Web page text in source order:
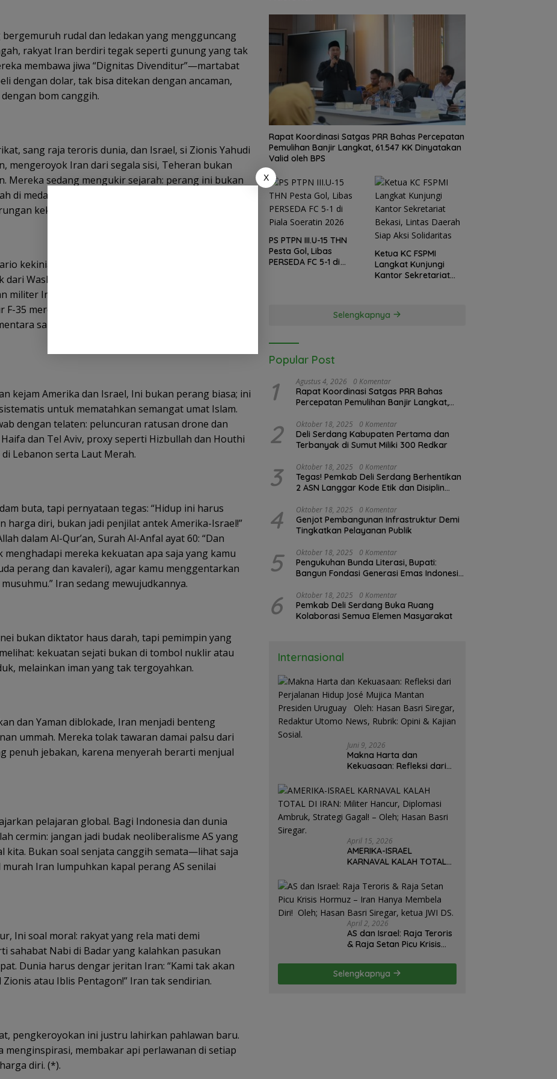
bergemuruh rudal dan ledakan yang mengguncang
rakyat Iran berdiri tegak seperti gunung yang tak
membawa jiwa “Dignitas Divenditur”—martabat
dengan dolar, tak bisa ditekan dengan ancaman,
bom canggih.
sang raja teroris dunia, dan Israel, si Zionis Yahudi
mengeroyok Iran dari segala sisi, Teheran bukan
Mereka sedang mengukir sejarah: perang ini bukan
di medan tempur atau lomba senjata hipersonik,
kekuatan moral yang abadi.
kekinian yang mencekam. Israel, dengan
dari Washington, melancarkan serangan brutal ke
militer Iran, dari Natanz hingga pangkalan rudal di
F-35 mereka beraksi, didukung kapal induk AS di
sanksi ekonomi AS mencekik rakyat Iran
kejam Amerika dan Israel, Ini bukan perang biasa; ini
untuk mematahkan semangat umat Islam.
dengan telaten: peluncuran ratusan drone dan
dan Tel Aviv, proxy seperti Hizbullah dan Houthi
Lebanon serta Laut Merah.
buta, tapi pernyataan tegas: “Hidup ini harus
harga diri, bukan jadi penjilat antek Amerika-Israel!”
dalam Al-Qur’an, Surah Al-Anfal ayat 60: “Dan
mereka kekuatan apa saja yang kamu
perang dan kavaleri), agar kamu menggentarkan
Iran sedang mewujudkannya.
bukan diktator haus darah, tapi pemimpin yang
kekuatan sejati bukan di tombol nuklir atau
melainkan iman yang tak tergoyahkan.
dan Yaman diblokade, Iran menjadi benteng
ummah. Mereka tolak tawaran damai palsu dari
penuh jebakan, karena menyerah berarti menjual
pelajaran global. Bagi Indonesia dan dunia
cermin: jangan jadi budak neoliberalisme AS yang
kita. Bukan soal senjata canggih semata—lihat saja
Iran lumpuhkan kapal perang AS senilai
Ini soal moral: rakyat yang rela mati demi
sahabat Nabi di Badar yang kalahkan pasukan
Dunia harus dengar jeritan Iran: “Kami tak akan
Zionis atau Iblis Pentagon!” Iran tak sendirian.
pengkeroyokan ini justru lahirkan pahlawan baru.
menginspirasi, membakar api perlawanan di setiap
diri. (*).
Rapat Koordinasi Satgas PRR Bahas Percepatan
Pemulihan Banjir Langkat, 61.547 KK Dinyatakan
Valid oleh BPS
PS PTPN III.U-15 THN
Pesta Gol, Libas
PERSEDA FC 5-1 di
Ketua KC FSPMI
Langkat Kunjungi
Kantor Sekretariat
Selengkapnya
Popular Post
1 Agustus 4, 2026 0 Komentar
Rapat Koordinasi Satgas PRR Bahas
Percepatan Pemulihan Banjir Langkat,
2 Oktober 18, 2025 0 Komentar
Deli Serdang Kabupaten Pertama dan
Terbanyak di Sumut Miliki 300 Redkar
3 Oktober 18, 2025 0 Komentar
Tegas! Pemkab Deli Serdang Berhentikan
2 ASN Langgar Kode Etik dan Disiplin
4 Oktober 18, 2025 0 Komentar
Genjot Pembangunan Infrastruktur Demi
Tingkatkan Pelayanan Publik
5 Oktober 18, 2025 0 Komentar
Pengukuhan Bunda Literasi, Bupati:
Bangun Fondasi Generasi Emas Indonesia
6 Oktober 18, 2025 0 Komentar
Pemkab Deli Serdang Buka Ruang
Kolaborasi Semua Elemen Masyarakat
Internasional
Juni 9, 2026
Makna Harta dan
Kekuasaan: Refleksi dari
Mujica Mantan Presiden
Uruguay Oleh: Hasan
Basri Siregar, Redaktur
Utomo News, Rubrik: Opini
April 15, 2026
AMERIKA-ISRAEL
KARNAVAL KALAH TOTAL
Diplomasi Ambruk,
Strategi Gagal! – Oleh;
Hasan Basri Siregar.
April 2, 2026
AS dan Israel: Raja Teroris
& Raja Setan Picu Krisis
Membela Diri! Oleh; Hasan
Basri Siregar, ketua JWI
DS.
Selengkapnya
X